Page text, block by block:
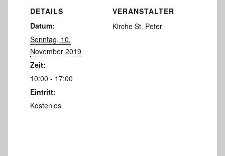
DETAILS
Datum:
Sonntag, 10.
November 2019
Zeit:
10:00 - 17:00
Eintritt:
Kostenlos
VERANSTALTER
Kirche St. Peter